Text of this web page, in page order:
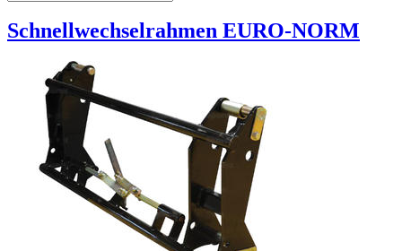
Schnellwechselrahmen EURO-NORM